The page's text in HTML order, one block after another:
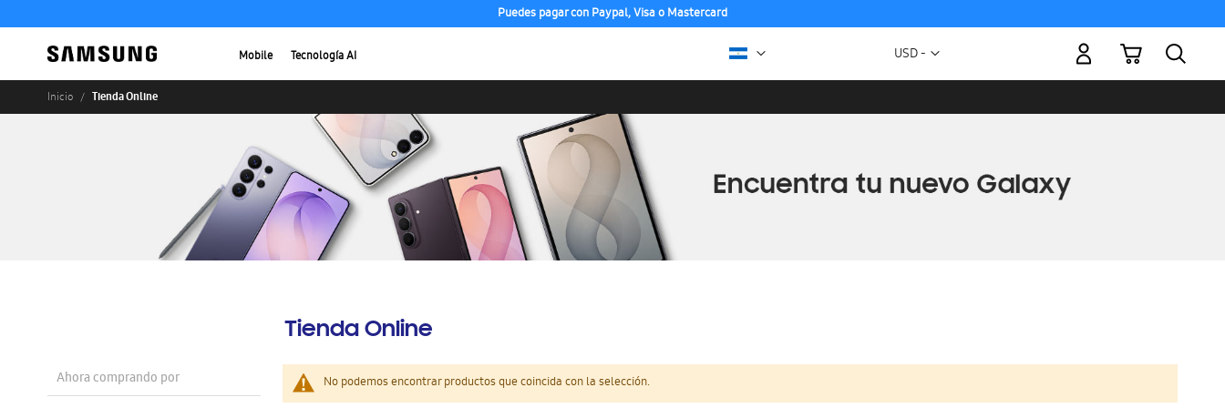
Puedes pagar con Paypal, Visa o Mastercard
Mobile Tecnología AI Moneda
USD -
Mi carrito
Inicio Tienda Online
Tienda Online
No podemos encontrar productos que coincida con la selección.
Ahora comprando por